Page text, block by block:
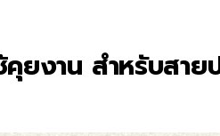
งาน สำหรับสาย